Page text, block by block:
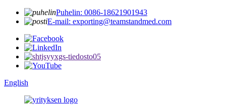
Puhelin: 0086-18621901943
E-mail: exporting@teamstandmed.com
English